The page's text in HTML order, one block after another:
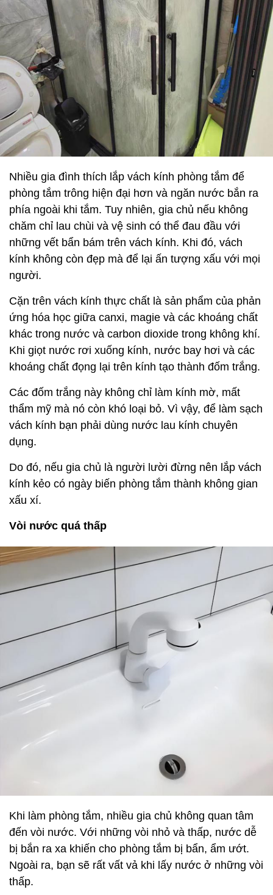
Nhiều gia đình thích lắp vách kính phòng tắm để
phòng tắm trông hiện đại hơn và ngăn nước bắn ra
phía ngoài khi tắm. Tuy nhiên, gia chủ nếu không
chăm chỉ lau chùi và vệ sinh có thể đau đầu với
những vết bẩn bám trên vách kính. Khi đó, vách
kính không còn đẹp mà để lại ấn tượng xấu với mọi
người.
Cặn trên vách kính thực chất là sản phẩm của phản
ứng hóa học giữa canxi, magie và các khoáng chất
khác trong nước và carbon dioxide trong không khí.
Khi giọt nước rơi xuống kính, nước bay hơi và các
khoáng chất đọng lại trên kính tạo thành đốm trắng.
Các đốm trắng này không chỉ làm kính mờ, mất
thẩm mỹ mà nó còn khó loại bỏ. Vì vậy, để làm sạch
vách kính bạn phải dùng nước lau kính chuyên
dụng.
Do đó, nếu gia chủ là người lười đừng nên lắp vách
kính kẻo có ngày biến phòng tắm thành không gian
xấu xí.
Vòi nước quá thấp
Khi làm phòng tắm, nhiều gia chủ không quan tâm
đến vòi nước. Với những vòi nhỏ và thấp, nước dễ
bị bắn ra xa khiến cho phòng tắm bị bẩn, ẩm ướt.
Ngoài ra, bạn sẽ rất vất vả khi lấy nước ở những vòi
thấp.